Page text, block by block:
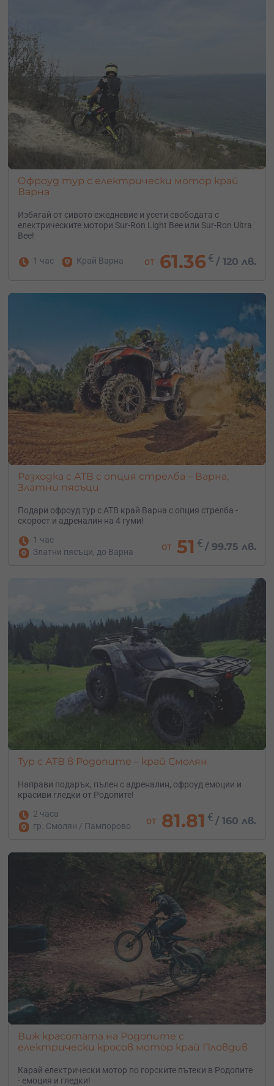
Офроуд тур с електрически мотор край
Варна
Избягай от сивото ежедневие и усети свободата с
електрическите мотори Sur-Ron Light Bee или Sur-Ron Ultra
Bee!
1 час Край Варна от 61.36€ /120 лв.
Разходка с АТВ с опция стрелба – Варна,
Златни пясъци
Подари офроуд тур с АТВ край Варна с опция стрелба -
скорост и адреналин на 4 гуми!
1 час
Златни пясъци, до Варна
от 51 € /99.75 лв.
Тур с АТВ в Родопите – край Смолян
Направи подарък, пълен с адреналин, офроуд емоции и
красиви гледки от Родопите!
2 часа
гр. Смолян / Пампорово
от 81.81 € / 160 лв.
Виж красотата на Родопите с
електрически кросов мотор край Пловдив
Карай електрически мотор по горските пътеки в Родопите
- емоция и гледки!